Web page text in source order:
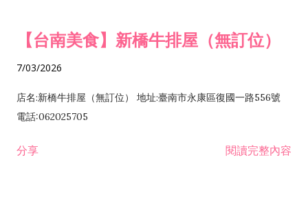
【台南美食】新橋牛排屋（無訂位）
7/03/2026
店名:新橋牛排屋（無訂位） 地址:臺南市永康區復國一路556號
電話:062025705
分享 閱讀完整內容